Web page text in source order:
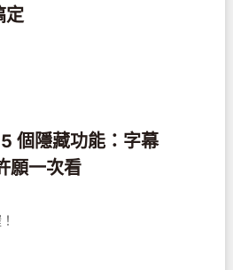
定
個隱藏功能：字幕
願一次看